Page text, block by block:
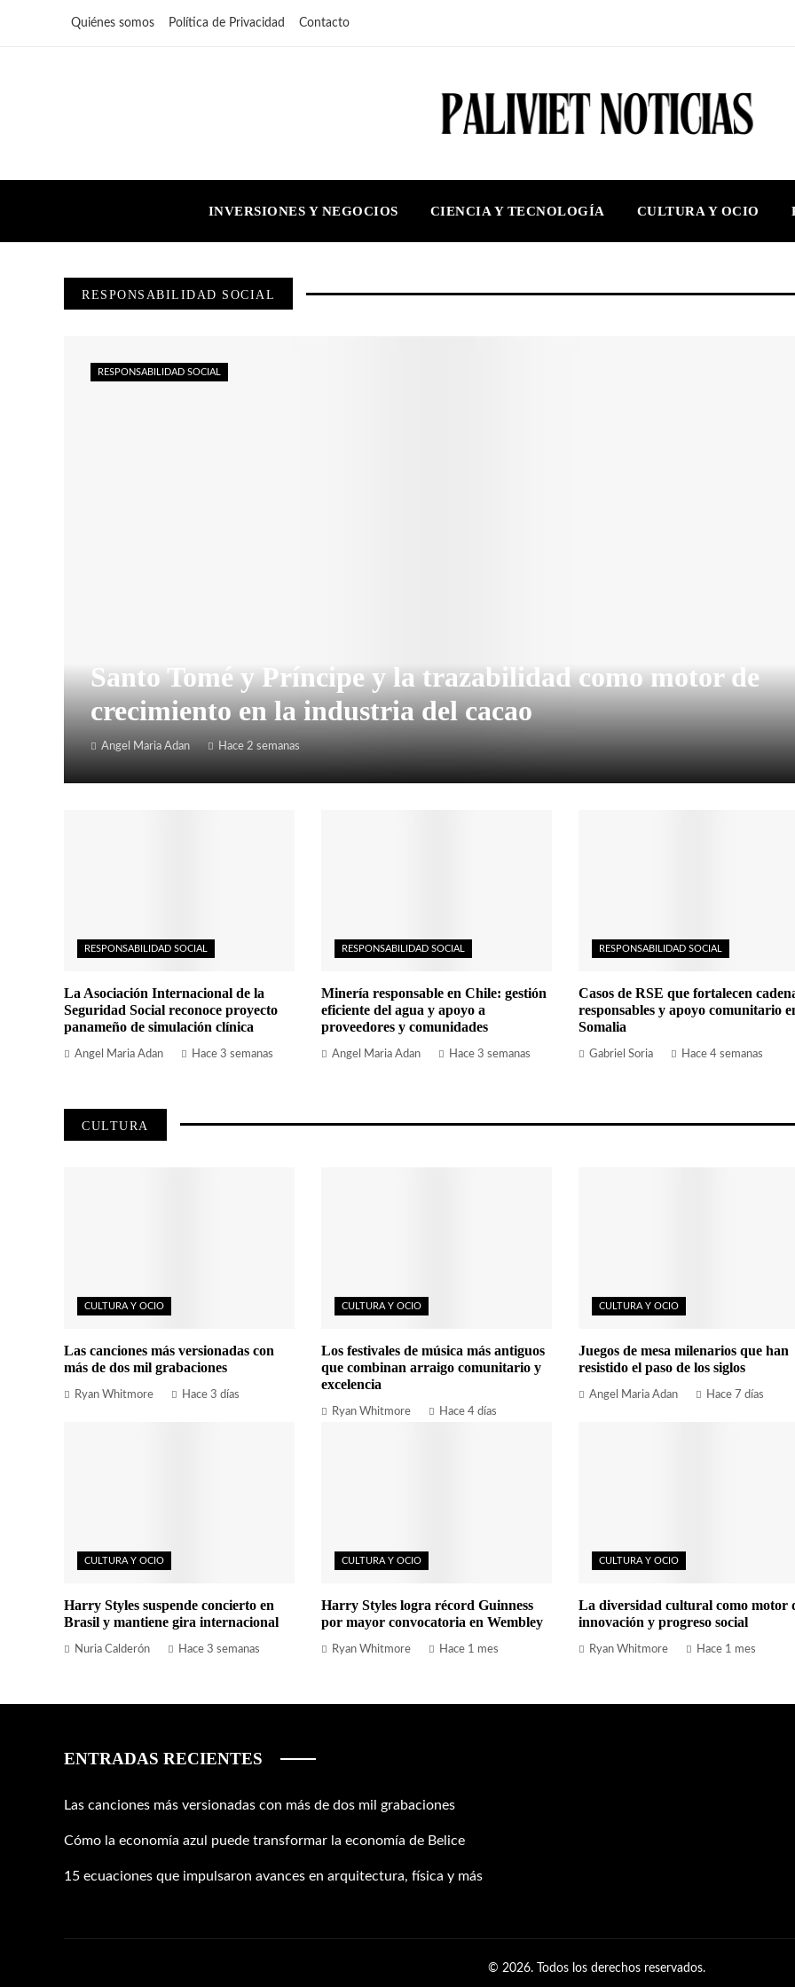
Quiénes somos Política de Privacidad Contacto
INVERSIONES Y NEGOCIOS CIENCIA Y TECNOLOGÍA CULTURA Y OCIO
RESPONSABILIDAD SOCIAL
Santo Tomé y Príncipe y la trazabilidad como motor de
crecimiento en la industria del cacao
Angel Maria Adan Hace 2 semanas
RESPONSABILIDAD SOCIAL
RESPONSABILIDAD SOCIAL
La Asociación Internacional de la
Seguridad Social reconoce proyecto
panameño de simulación clínica
Angel Maria Adan Hace 3 semanas
RESPONSABILIDAD SOCIAL
Minería responsable en Chile: gestión
eficiente del agua y apoyo a
proveedores y comunidades
Angel Maria Adan Hace 3 semanas
RESPONSABILIDAD SOCIAL
Casos de RSE que fortalecen
responsables y apoyo comunitario
Somalia
Gabriel Soria Hace 4 semanas
CULTURA
CULTURA Y OCIO
Las canciones más versionadas con
más de dos mil grabaciones
Ryan Whitmore Hace 3 días
CULTURA Y OCIO
Los festivales de música más antiguos
que combinan arraigo comunitario y
excelencia
Ryan Whitmore Hace 4 días
CULTURA Y OCIO
Juegos de mesa milenarios que han
resistido el paso de los siglos
Angel Maria Adan Hace 7 días
CULTURA Y OCIO
Harry Styles suspende concierto en
Brasil y mantiene gira internacional
Nuria Calderón Hace 3 semanas
CULTURA Y OCIO
Harry Styles logra récord Guinness
por mayor convocatoria en Wembley
Ryan Whitmore Hace 1 mes
CULTURA Y OCIO
La diversidad cultural como motor
innovación y progreso social
Ryan Whitmore Hace 1 mes
ENTRADAS RECIENTES
Las canciones más versionadas con más de dos mil grabaciones
Cómo la economía azul puede transformar la economía de Belice
15 ecuaciones que impulsaron avances en arquitectura, física y más
© 2026. Todos los derechos reservados.